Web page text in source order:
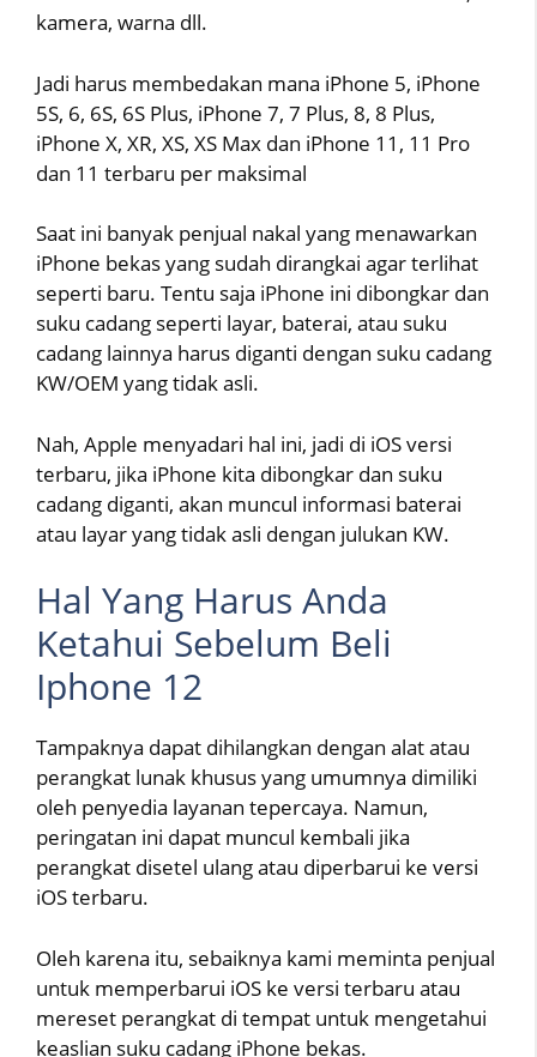
kamera, warna dll.
Jadi harus membedakan mana iPhone 5, iPhone
5S, 6, 6S, 6S Plus, iPhone 7, 7 Plus, 8, 8 Plus,
iPhone X, XR, XS, XS Max dan iPhone 11, 11 Pro
dan 11 terbaru per maksimal
Saat ini banyak penjual nakal yang menawarkan
iPhone bekas yang sudah dirangkai agar terlihat
seperti baru. Tentu saja iPhone ini dibongkar dan
suku cadang seperti layar, baterai, atau suku
cadang lainnya harus diganti dengan suku cadang
KW/OEM yang tidak asli.
Nah, Apple menyadari hal ini, jadi di iOS versi
terbaru, jika iPhone kita dibongkar dan suku
cadang diganti, akan muncul informasi baterai
atau layar yang tidak asli dengan julukan KW.
Hal Yang Harus Anda
Ketahui Sebelum Beli
Iphone 12
Tampaknya dapat dihilangkan dengan alat atau
perangkat lunak khusus yang umumnya dimiliki
oleh penyedia layanan tepercaya. Namun,
peringatan ini dapat muncul kembali jika
perangkat disetel ulang atau diperbarui ke versi
iOS terbaru.
Oleh karena itu, sebaiknya kami meminta penjual
untuk memperbarui iOS ke versi terbaru atau
mereset perangkat di tempat untuk mengetahui
keaslian suku cadang iPhone bekas.